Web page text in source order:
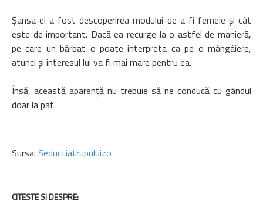
Şansa ei a fost descoperirea modului de a fi femeie şi cât
este de important. Dacă ea recurge la o astfel de manieră,
pe care un bărbat o poate interpreta ca pe o mângâiere,
atunci şi interesul lui va fi mai mare pentru ea.
Însă, această aparenţă nu trebuie să ne conducă cu gândul
doar la pat.
Sursa: Seductiatrupului.ro
CITESTE SI DESPRE: